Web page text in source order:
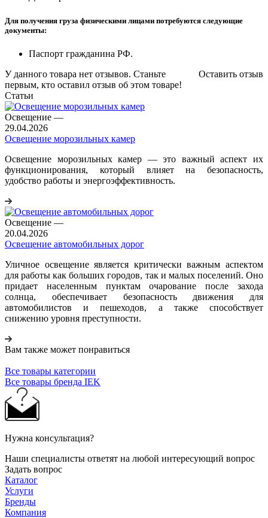
Для получения груза физическими лицами потребуются следующие
документы:
Паспорт гражданина РФ.
Оставить отзыв
У данного товара нет отзывов. Станьте
первым, кто оставил отзыв об этом товаре!
Статьи
Освещение —
29.04.2026
Освещение морозильных камер
Освещение морозильных камер — это важный аспект их
функционирования, который влияет на безопасность,
удобство работы и энергоэффективность.
Освещение —
20.04.2026
Освещение автомобильных дорог
Уличное освещение является критически важным аспектом
для работы как больших городов, так и малых поселений. Оно
придает населенным пунктам очарование после захода
солнца, обеспечивает безопасность движения для
автомобилистов и пешеходов, а также способствует
снижению уровня преступности.
Вам также может понравиться
Все товары категории
Все товары бренда IEK
Нужна консультация?
Наши специалисты ответят на любой интересующий вопрос
Задать вопрос
Каталог
Услуги
Бренды
Компания